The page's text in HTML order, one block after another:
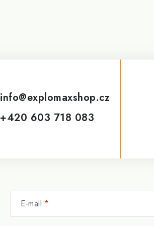
E-mail
info@explomaxshop.cz
+420 603 718 083